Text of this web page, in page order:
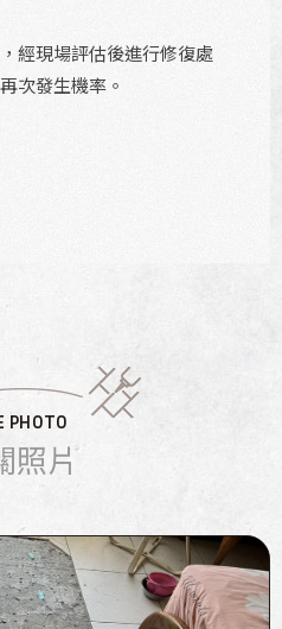
經現場評估後進行修復處
次發生機率。
PHOTO
照片